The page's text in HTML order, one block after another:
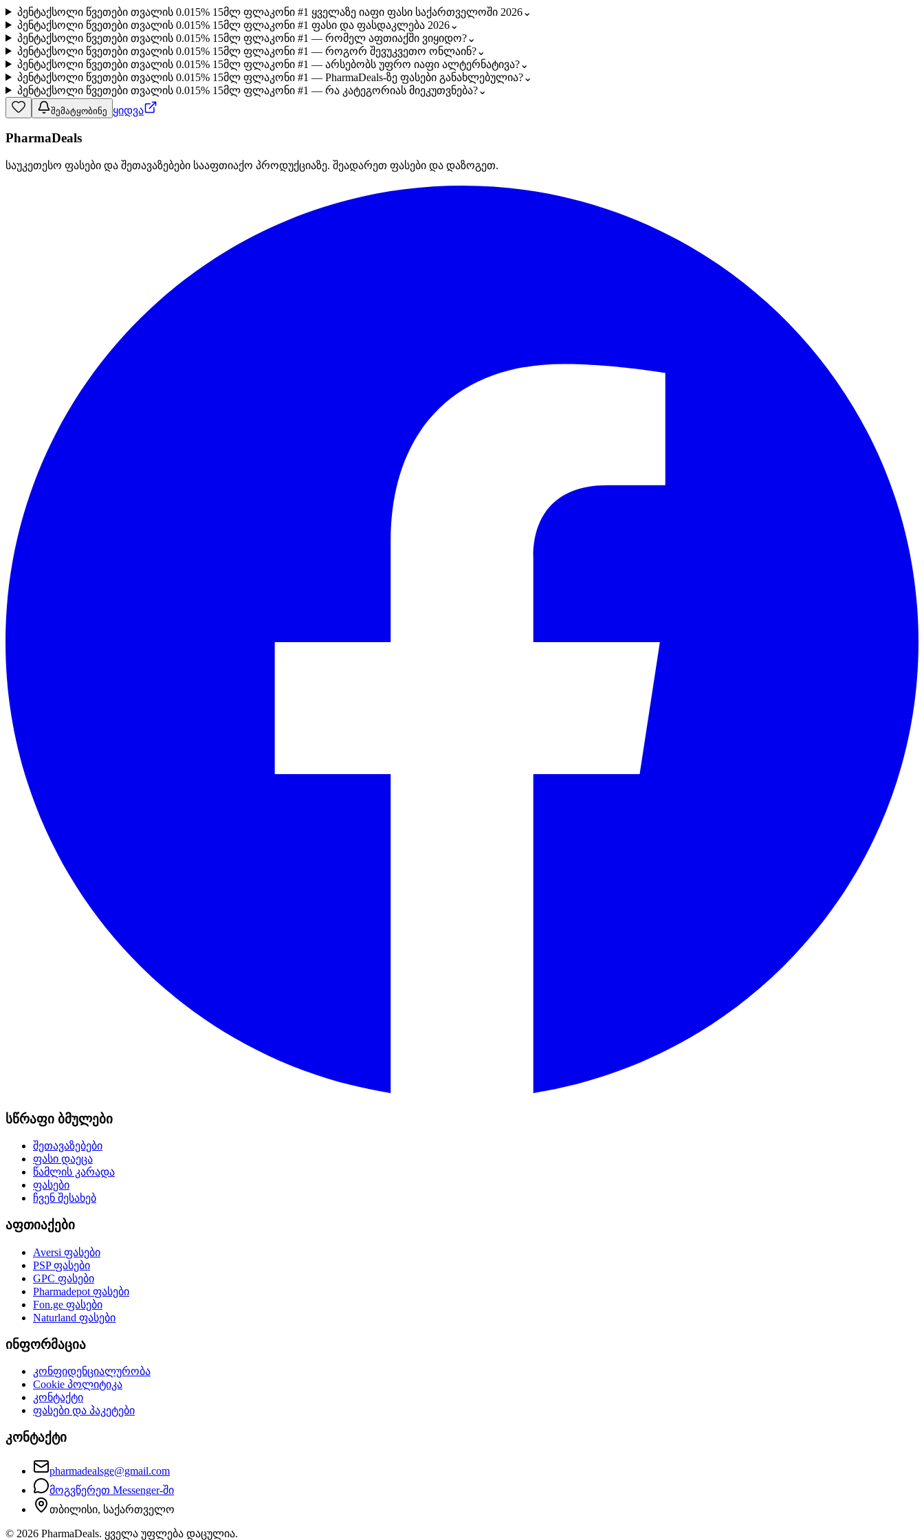
პენტაქსოლი წვეთები თვალის 0.015% 15მლ ფლაკონი #1 ყველაზე იაფი ფასი საქართველოში 2026⌄
პენტაქსოლი წვეთები თვალის 0.015% 15მლ ფლაკონი #1 ფასი და ფასდაკლება 2026⌄
პენტაქსოლი წვეთები თვალის 0.015% 15მლ ფლაკონი #1 — რომელ აფთიაქში ვიყიდო?⌄
პენტაქსოლი წვეთები თვალის 0.015% 15მლ ფლაკონი #1 — როგორ შევუკვეთო ონლაინ?⌄
პენტაქსოლი წვეთები თვალის 0.015% 15მლ ფლაკონი #1 — არსებობს უფრო იაფი ალტერნატივა?⌄
პენტაქსოლი წვეთები თვალის 0.015% 15მლ ფლაკონი #1 — PharmaDeals-ზე ფასები განახლებულია?⌄
პენტაქსოლი წვეთები თვალის 0.015% 15მლ ფლაკონი #1 — რა კატეგორიას მიეკუთვნება?⌄
შემატყობინე ყიდვა
PharmaDeals
საუკეთესო ფასები და შეთავაზებები სააფთიაქო პროდუქციაზე. შეადარეთ ფასები და დაზოგეთ.
სწრაფი ბმულები
შეთავაზებები
ფასი დაეცა
წამლის კარადა
ფასები
ჩვენ შესახებ
აფთიაქები
Aversi ფასები
PSPფასები
GPC ფასები
Pharmadepot ფასები
Fon.ge ფასები
Naturland ფასები
ინფორმაცია
კონფიდენციალურობა
Cookie პოლიტიკა
კონტაქტი
ფასები და პაკეტები
კონტაქტი
pharmadealsge@gmail.com
მოგვწერეთ Messenger-ში
თბილისი, საქართველო
© 2026 PharmaDeals. ყველა უფლება დაცულია.